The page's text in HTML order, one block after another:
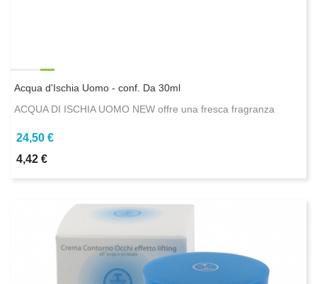
Acqua d'Ischia Uomo - conf. Da 30ml
ACQUA DI ISCHIA UOMO NEW offre una fresca fragranza
24,50 €
4,42 €